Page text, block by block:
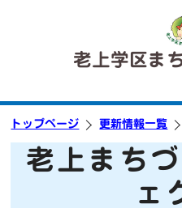
老上学区ま
トップページ 更新情報一覧
老上まち
ェ